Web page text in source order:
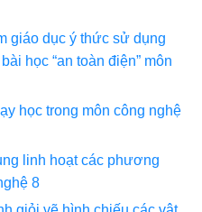
giáo dục ý thức sử dụng
học “an toàn điện” môn
học trong môn công nghệ
linh hoạt các phương
8